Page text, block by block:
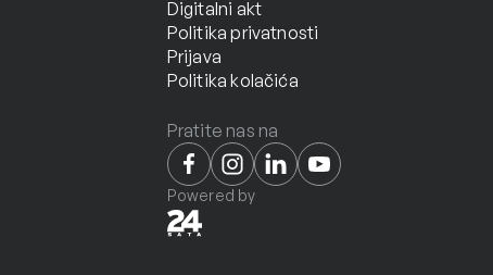
Digitalni akt
Politika privatnosti
Prijava
Politika kolačića
Pratite nas na
Powered by